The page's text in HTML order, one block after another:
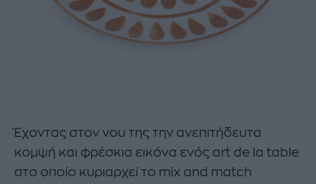
Έχοντας στον νου της την ανεπιτήδευτα
κομψή και φρέσκια εικόνα ενός art de la table
στο οποίο κυριαρχεί το mix and match